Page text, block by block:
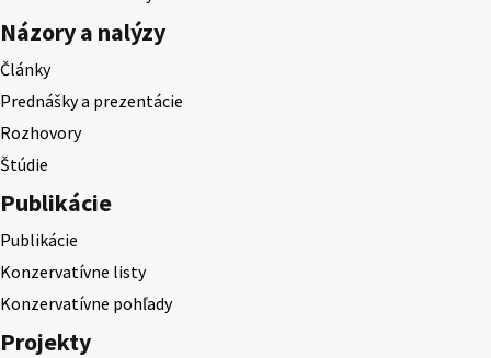
Názory a nalýzy
Články
Prednášky a prezentácie
Rozhovory
Štúdie
Publikácie
Publikácie
Konzervatívne listy
Konzervatívne pohľady
Projekty